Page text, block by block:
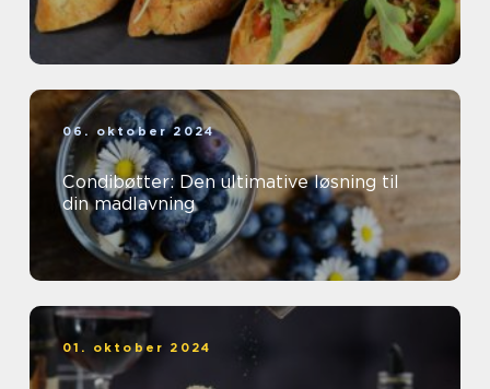
06. oktober 2024
Condibøtter: Den ultimative løsning til
din madlavning
01. oktober 2024